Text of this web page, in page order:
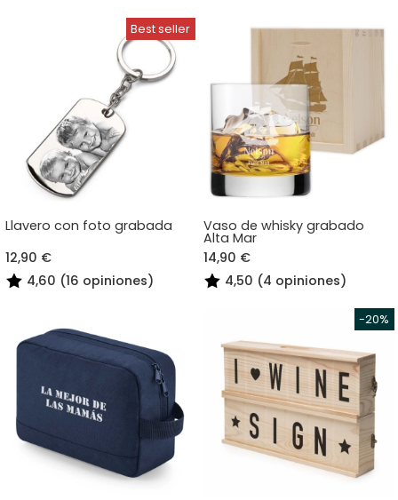
Llavero con foto grabada
12,90 €
4,60 (16 opiniones)
Vaso de whisky grabado
Alta Mar
14,90 €
4,50 (4 opiniones)